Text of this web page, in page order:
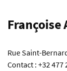
Françoise
Rue Saint-
Contact : +32 477